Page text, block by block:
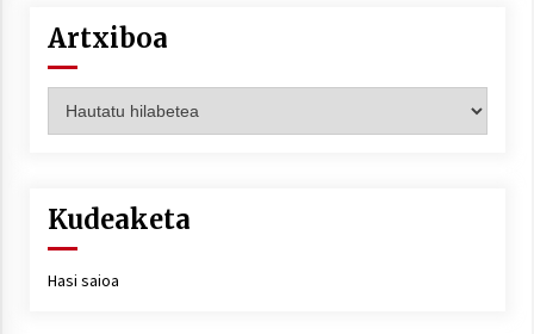
Artxiboa
Kudeaketa
Hasi saioa